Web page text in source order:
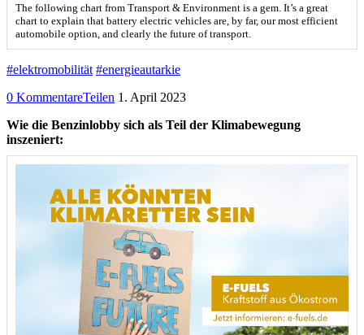
The following chart from Transport & Environment is a gem. It’s a great
chart to explain that battery electric vehicles are, by far, our most efficient
automobile option, and clearly the future of transport.
#elektromobilität #energieautarkie
0 KommentareTeilen 1. April 2023
Wie die Benzinlobby sich als Teil der Klimabewegung
inszeniert: